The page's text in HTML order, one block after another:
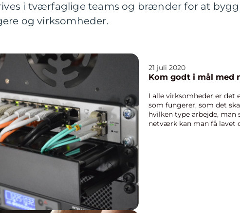
i tværfaglige teams og brænder for at
og virksomheder.
21 juli 2020
Kom godt i mål med
I alle virksomheder er
som fungerer, som det
hvilken type arbejde,
netværk kan man få lavet